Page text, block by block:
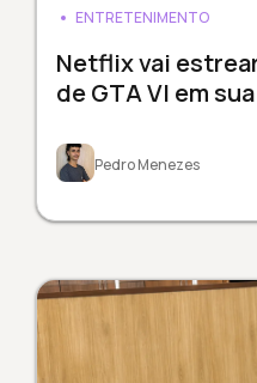
ENTRETENIMENTO
Netflix vai
de GTA VI em
Pedro Menezes